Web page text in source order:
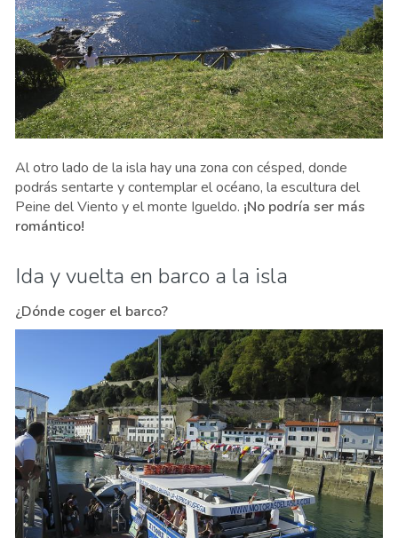
Al otro lado de la isla hay una zona con césped, donde
podrás sentarte y contemplar el océano, la escultura del
Peine del Viento y el monte Igueldo. ¡No podría ser más
romántico!
Ida y vuelta en barco a la isla
¿Dónde coger el barco?